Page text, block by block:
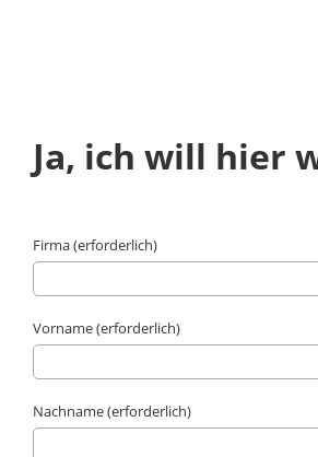
Ja, ich will hier
Firma (erforderlich)
Vorname (erforderlich)
Nachname (erforderlich)